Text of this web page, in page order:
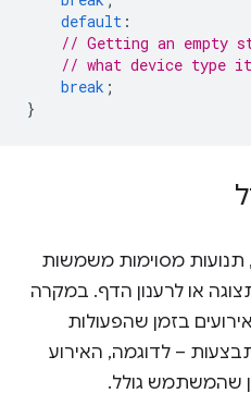
default :
// Getting an empty
// what device type it
break ;
}
מסוימות משמשות
או לרענון הדף. במקרה
בזמן שהפעולות
– לדוגמה, האירוע
שהמשתמש גולל.